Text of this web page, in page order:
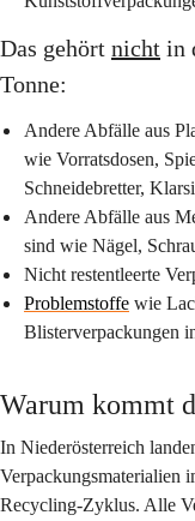
Das gehört nicht in
Tonne:
Andere Abfälle aus
wie Vorratsdosen,
Schneidebretter,
Andere Abfälle aus
sind wie Nägel,
Nicht restentleerte
Problemstoffe wie
Blisterverpackungen
Warum kommt
In Niederösterreich
Verpackungsmaterialien
Recycling-Zyklus. Alle